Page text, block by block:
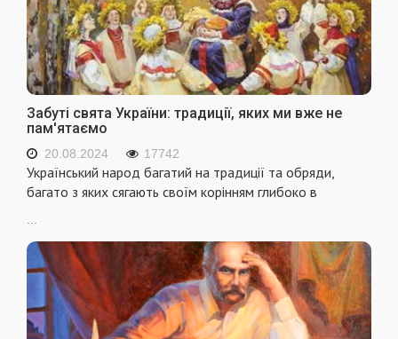
Забуті свята України: традиції, яких ми вже не
пам'ятаємо
20.08.2024 17742
Український народ багатий на традиції та обряди,
багато з яких сягають своїм корінням глибоко в
...